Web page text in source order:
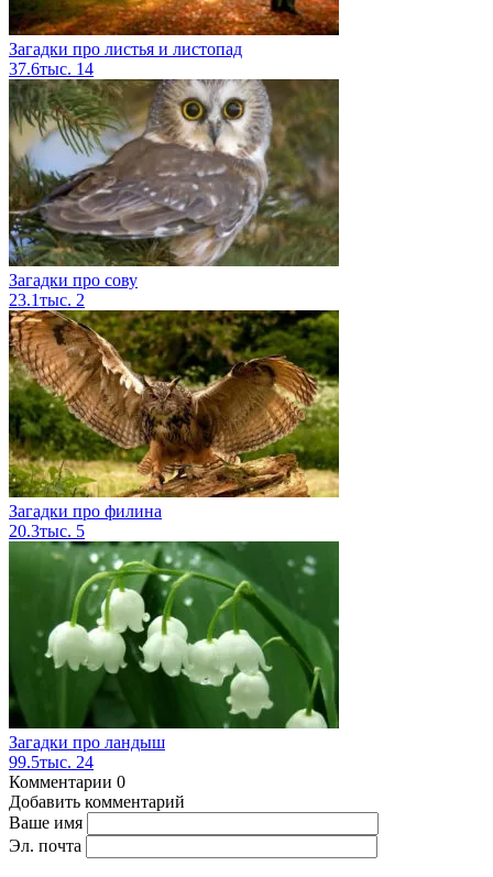
Загадки про листья и листопад
37.6тыс. 14
Загадки про сову
23.1тыс. 2
Загадки про филина
20.3тыс. 5
Загадки про ландыш
99.5тыс. 24
Комментарии 0
Добавить комментарий
Ваше имя
Эл. почта